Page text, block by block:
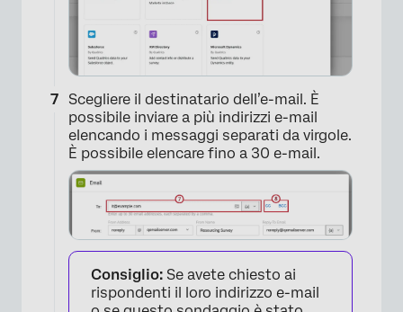
Scegliere il destinatario dell’e-mail. È
possibile inviare a più indirizzi e-mail
elencando i messaggi separati da virgole.
È possibile elencare fino a 30 e-mail.
Consiglio: Se avete chiesto ai
rispondenti il loro indirizzo e-mail